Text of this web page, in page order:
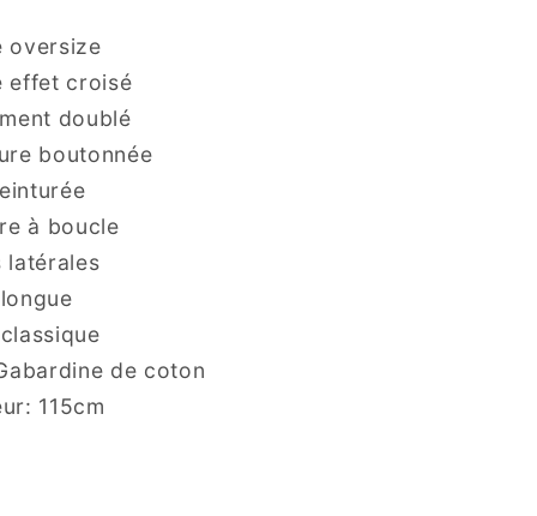
oversize
effet croisé
doublé
boutonnée
à boucle
latérales
de coton
115cm